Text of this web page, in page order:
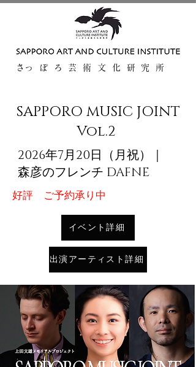
​さっぽろ芸術文化研究所
SAPPORO MUSIC JOINT
Vol.2
​2026年7月20日（月祝）｜
森彦のフレンチ DAFNE
​好評 ご予約承り中
イベント詳細
出演アーティスト詳細